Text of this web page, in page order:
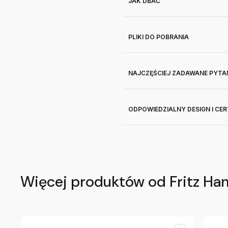
PLIKI DO POBRANIA
NAJCZĘŚCIEJ ZADAWANE
ODPOWIEDZIALNY DESIGN I
Więcej produktów od Fritz